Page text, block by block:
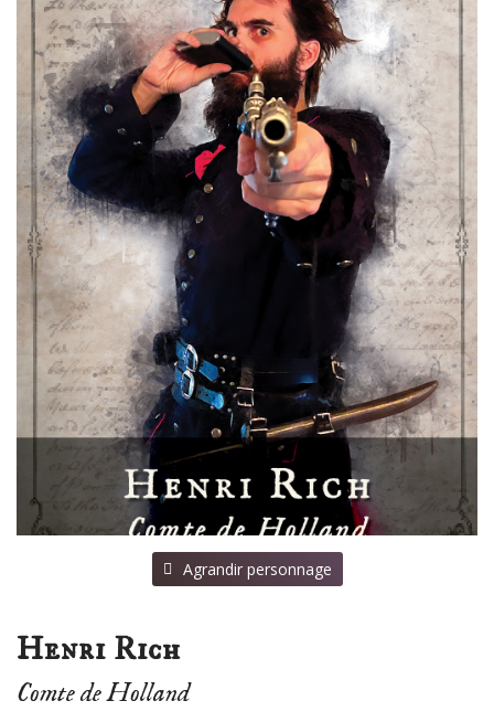
⠀Agrandir personnage
Henri Rich
Comte de Holland